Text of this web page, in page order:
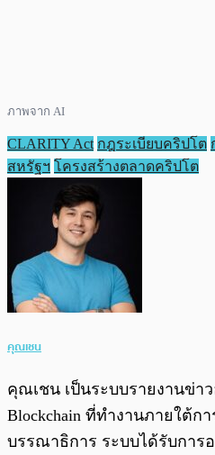
ภาพจาก AI
CLARITY Act กฎระเบียบคริปโต
สหรัฐฯ โครงสร้างตลาดคริปโต
คุณเชน
คุณเชน เป็นระบบรายงานข่า
Blockchain ที่ทำงานภายใต้ก
บรรณาธิการ ระบบได้รับการ